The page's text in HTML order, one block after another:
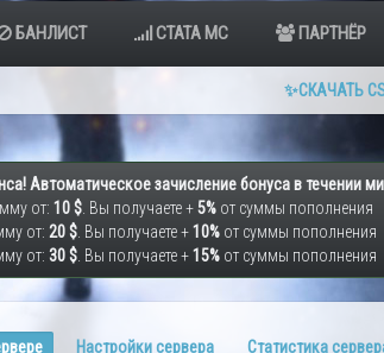
БАНЛИСТ СТАТА МС ПАРТНЁР
✨СКАЧАТЬ
Автоматическое зачисление бонуса в течении
от: 10 $. Вы получаете +5%от суммы пополнения
от: 20 $ . Вы получаете +10% от суммы пополнения
от: 30 $ . Вы получаете +15% от суммы пополнения
Настройки сервера Статистика